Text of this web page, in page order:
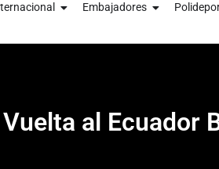
Embajadores
al Ecuador